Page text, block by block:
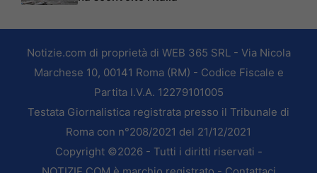
Notizie.com di proprietà di WEB 365 SRL - Via Nicola
Marchese 10, 00141 Roma (RM) - Codice Fiscale e
Partita I.V.A. 12279101005
Testata Giornalistica registrata presso il Tribunale di
Roma con n°208/2021 del 21/12/2021
Copyright ©2026 - Tutti i diritti riservati -